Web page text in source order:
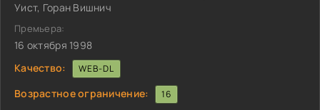
Уист, Горан Вишнич
Премьера:
16 октября 1998
Качество:
WEB-DL
Возрастное ограничение: 16